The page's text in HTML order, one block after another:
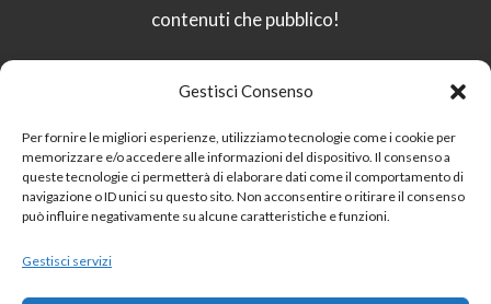
Gestisci Consenso
Per fornire le migliori esperienze, utilizziamo tecnologie come i cookie per
memorizzare e/o accedere alle informazioni del dispositivo. Il consenso a
queste tecnologie ci permetterà di elaborare dati come il comportamento di
navigazione o ID unici su questo sito. Non acconsentire o ritirare il consenso
può influire negativamente su alcune caratteristiche e funzioni.
Gestisci servizi
contenuti che pubblico!
Procedendo accetti la privacy policy